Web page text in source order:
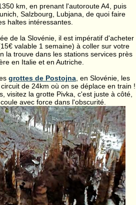
km, en prenant l'autoroute A4, puis
Salzbourg, Lubjana, de quoi faire
haltes intéressantes.
de la Slovénie, il est impératif d'acheter
valable 1 semaine) à coller sur votre
la trouve dans les stations services près
en Italie et en Autriche.
grottes de Postojna , en Slovénie, les
de 24km où on se déplace en train !
visitez la grotte Pivka, c'est juste à côté,
avec force dans l'obscurité.